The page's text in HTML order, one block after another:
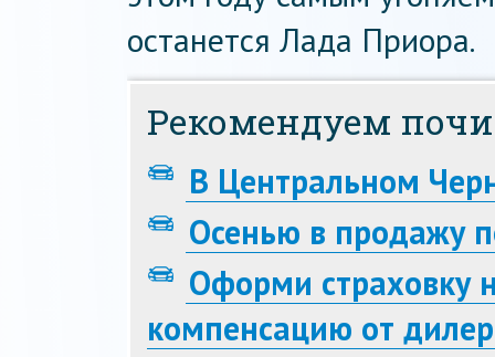
останется Лада Приора.
Рекомендуем
В Центральном
Осенью в продажу
Оформи страховку
компенсацию от